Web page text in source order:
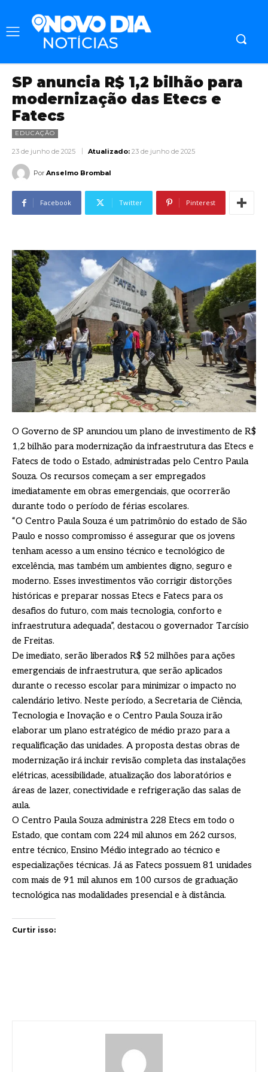
SP anuncia R$ 1,2 bilhão para
modernização das Etecs e
Fatecs
EDUCAÇÃO
23 de junho de 2025 Atualizado: 23 de junho de 2025
Por Anselmo Brombal
Facebook Twitter Pinterest
O Governo de SP anunciou um plano de investimento de R$
1,2 bilhão para modernização da infraestrutura das Etecs e
Fatecs de todo o Estado, administradas pelo Centro Paula
Souza. Os recursos começam a ser empregados
imediatamente em obras emergenciais, que ocorrerão
durante todo o período de férias escolares.
“O Centro Paula Souza é um patrimônio do estado de São
Paulo e nosso compromisso é assegurar que os jovens
tenham acesso a um ensino técnico e tecnológico de
excelência, mas também um ambientes digno, seguro e
moderno. Esses investimentos vão corrigir distorções
históricas e preparar nossas Etecs e Fatecs para os
desafios do futuro, com mais tecnologia, conforto e
infraestrutura adequada”, destacou o governador Tarcísio
de Freitas.
De imediato, serão liberados R$ 52 milhões para ações
emergenciais de infraestrutura, que serão aplicados
durante o recesso escolar para minimizar o impacto no
calendário letivo. Neste período, a Secretaria de Ciência,
Tecnologia e Inovação e o Centro Paula Souza irão
elaborar um plano estratégico de médio prazo para a
requalificação das unidades. A proposta destas obras de
modernização irá incluir revisão completa das instalações
elétricas, acessibilidade, atualização dos laboratórios e
áreas de lazer, conectividade e refrigeração das salas de
aula.
O Centro Paula Souza administra 228 Etecs em todo o
Estado, que contam com 224 mil alunos em 262 cursos,
entre técnico, Ensino Médio integrado ao técnico e
especializações técnicas. Já as Fatecs possuem 81 unidades
com mais de 91 mil alunos em 100 cursos de graduação
tecnológica nas modalidades presencial e à distância.
Curtir isso: